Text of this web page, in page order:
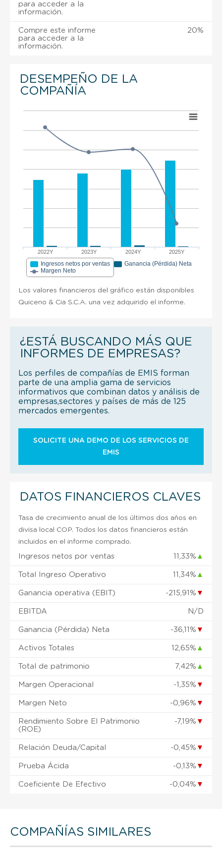
para acceder a la
información.
Compre este informe
para acceder a la
información.
20%
DESEMPEÑO DE LA
COMPAÑÍA
2022Y 2023Y 2024Y 2025Y
Ingresos netos por ventas
Ganancia (Pérdida) Neta
Margen Neto
Los valores financieros del gráfico están disponibles
Quiceno & Cia S.C.A. una vez adquirido el informe.
¿ESTÁ BUSCANDO MÁS QUE
INFORMES DE EMPRESAS?
Los perfiles de compañías de EMIS forman
parte de una amplia gama de servicios
informativos que combinan datos y análisis de
empresas,sectores y países de más de 125
mercados emergentes.
SOLICITE UNA DEMO DE LOS SERVICIOS DE
EMIS
DATOS FINANCIEROS CLAVES
Tasa de crecimiento anual de los últimos dos años en
divisa local COP. Todos los datos financieros están
incluidos en el informe comprado.
Ingresos netos por ventas 11,33% ▲
Total Ingreso Operativo 11,34% ▲
Ganancia operativa (EBIT) -215,91% ▼
EBITDA N/D
Ganancia (Pérdida) Neta -36,11% ▼
Activos Totales 12,65% ▲
Total de patrimonio 7,42% ▲
Margen Operacional -1,35% ▼
Margen Neto -0,96% ▼
Rendimiento Sobre El Patrimonio
(ROE)
-7,19% ▼
Relación Deuda/Capital -0,45% ▼
Prueba Ácida -0,13% ▼
Coeficiente De Efectivo -0,04% ▼
COMPAÑÍAS SIMILARES